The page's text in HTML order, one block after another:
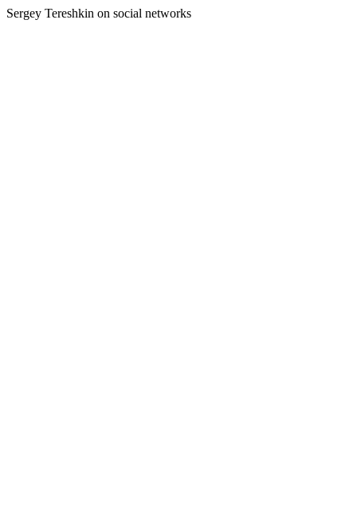
Sergey Tereshkin on social networks